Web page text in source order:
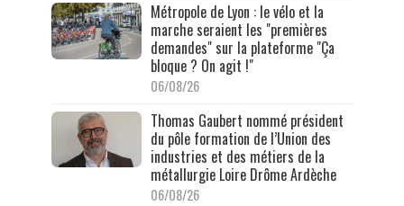
Métropole de Lyon : le vélo et la
marche seraient les "premières
demandes" sur la plateforme "Ça
bloque ? On agit !"
06/08/26
Thomas Gaubert nommé président
du pôle formation de l’Union des
industries et des métiers de la
métallurgie Loire Drôme Ardèche
06/08/26